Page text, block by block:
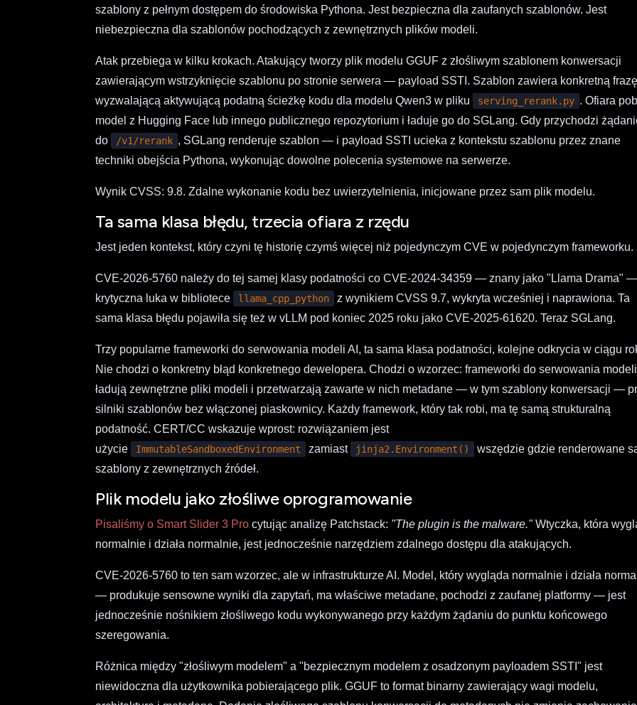
szablony z pełnym dostępem do środowiska Pythona. Jest bezpieczna dla zaufanych szablonów. Jest
niebezpieczna dla szablonów pochodzących z zewnętrznych plików modeli.
Atak przebiega w kilku krokach. Atakujący tworzy plik modelu GGUF z złośliwym szablonem konwersacji
zawierającym wstrzyknięcie szablonu po stronie serwera — payload SSTI. Szablon zawiera konkretną frazę
wyzwalającą aktywującą podatną ścieżkę kodu dla modelu Qwen3 w pliku
serving_rerank.py . Ofiara
model z Hugging Face lub innego publicznego repozytorium i ładuje go do SGLang. Gdy przychodzi
do
/v1/rerank , SGLang renderuje szablon — i payload SSTI ucieka z kontekstu szablonu przez znane
techniki obejścia Pythona, wykonując dowolne polecenia systemowe na serwerze.
Wynik CVSS: 9.8. Zdalne wykonanie kodu bez uwierzytelnienia, inicjowane przez sam plik modelu.
Ta sama klasa błędu, trzecia ofiara z rzędu
Jest jeden kontekst, który czyni tę historię czymś więcej niż pojedynczym CVE w pojedynczym frameworku.
CVE-2026-5760 należy do tej samej klasy podatności co CVE-2024-34359 — znany jako "Llama Drama" —
krytyczna luka w bibliotece
llama_cpp_python
z wynikiem CVSS 9.7, wykryta wcześniej i naprawiona. Ta
sama klasa błędu pojawiła się też w vLLM pod koniec 2025 roku jako CVE-2025-61620. Teraz SGLang.
Trzy popularne frameworki do serwowania modeli AI, ta sama klasa podatności, kolejne odkrycia w ciągu
Nie chodzi o konkretny błąd konkretnego dewelopera. Chodzi o wzorzec: frameworki do serwowania modeli
ładują zewnętrzne pliki modeli i przetwarzają zawarte w nich metadane — w tym szablony konwersacji —
silniki szablonów bez włączonej piaskownicy. Każdy framework, który tak robi, ma tę samą strukturalną
podatność. CERT/CC wskazuje wprost: rozwiązaniem jest
użycie
ImmutableSandboxedEnvironment zamiast jinja2.Environment()
wszędzie gdzie renderowane
szablony z zewnętrznych źródeł.
Plik modelu jako złośliwe oprogramowanie
Pisaliśmy o Smart Slider 3 Pro cytując analizę Patchstack: "The plugin is the malware." Wtyczka, która
normalnie i działa normalnie, jest jednocześnie narzędziem zdalnego dostępu dla atakujących.
CVE-2026-5760 to ten sam wzorzec, ale w infrastrukturze AI. Model, który wygląda normalnie i działa
— produkuje sensowne wyniki dla zapytań, ma właściwe metadane, pochodzi z zaufanej platformy — jest
jednocześnie nośnikiem złośliwego kodu wykonywanego przy każdym żądaniu do punktu końcowego
szeregowania.
Różnica między "złośliwym modelem" a "bezpiecznym modelem z osadzonym payloadem SSTI" jest
niewidoczna dla użytkownika pobierającego plik. GGUF to format binarny zawierający wagi modelu,